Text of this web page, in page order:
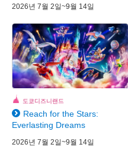
2026년 7월 2일~9월 14일
도쿄디즈니랜드
Reach for the Stars:
Everlasting Dreams
2026년 7월 2일~9월 14일